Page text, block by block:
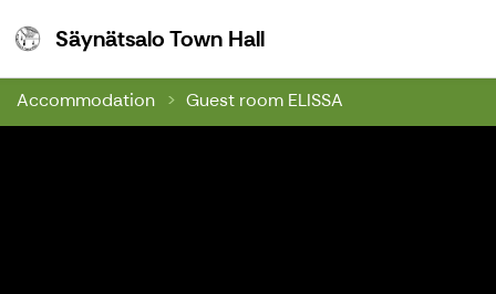
Säynätsalo Town HallSäynätsalo Town Hall
Accommodation Guest room ELISSA